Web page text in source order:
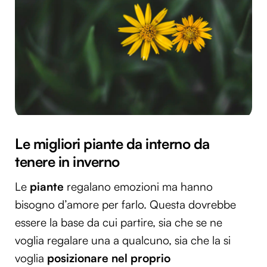
Le migliori piante da interno da
tenere in inverno
Le piante regalano emozioni ma hanno
bisogno d’amore per farlo. Questa dovrebbe
essere la base da cui partire, sia che se ne
voglia regalare una a qualcuno, sia che la si
voglia posizionare nel proprio